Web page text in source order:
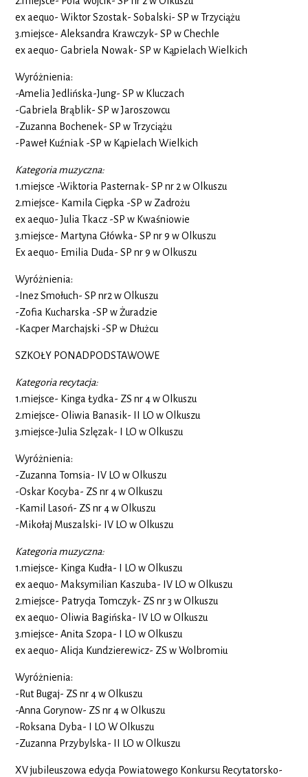
ex aequo- Wiktor Szostak- Sobalski- SP w Trzyciążu
3.miejsce- Aleksandra Krawczyk- SP w Chechle
ex aequo- Gabriela Nowak- SP w Kąpielach Wielkich
Wyróżnienia:
-Amelia Jedlińska-Jung- SP w Kluczach
-Gabriela Brąblik- SP w Jaroszowcu
-Zuzanna Bochenek- SP w Trzyciążu
-Paweł Kuźniak -SP w Kąpielach Wielkich
Kategoria muzyczna:
1.miejsce -Wiktoria Pasternak- SP nr 2 w Olkuszu
2.miejsce- Kamila Ciępka -SP w Zadrożu
ex aequo- Julia Tkacz -SP w Kwaśniowie
3.miejsce- Martyna Główka- SP nr 9 w Olkuszu
Ex aequo- Emilia Duda- SP nr 9 w Olkuszu
Wyróżnienia:
-Inez Smołuch- SP nr2 w Olkuszu
-Zofia Kucharska -SP w Żuradzie
-Kacper Marchajski -SP w Dłużcu
SZKOŁY PONADPODSTAWOWE
Kategoria recytacja:
1.miejsce- Kinga Łydka- ZS nr 4 w Olkuszu
2.miejsce- Oliwia Banasik- II LO w Olkuszu
3.miejsce-Julia Szlęzak- I LO w Olkuszu
Wyróżnienia:
-Zuzanna Tomsia- IV LO w Olkuszu
-Oskar Kocyba- ZS nr 4 w Olkuszu
-Kamil Lasoń- ZS nr 4 w Olkuszu
-Mikołaj Muszalski- IV LO w Olkuszu
Kategoria muzyczna:
1.miejsce- Kinga Kudła- I LO w Olkuszu
ex aequo- Maksymilian Kaszuba- IV LO w Olkuszu
2.miejsce- Patrycja Tomczyk- ZS nr 3 w Olkuszu
ex aequo- Oliwia Bagińska- IV LO w Olkuszu
3.miejsce- Anita Szopa- I LO w Olkuszu
ex aequo- Alicja Kundzierewicz- ZS w Wolbromiu
Wyróżnienia:
-Rut Bugaj- ZS nr 4 w Olkuszu
-Anna Gorynow- ZS nr 4 w Olkuszu
-Roksana Dyba- I LO W Olkuszu
-Zuzanna Przybylska- II LO w Olkuszu
XV jubileuszowa edycja Powiatowego Konkursu Recytatorsko-